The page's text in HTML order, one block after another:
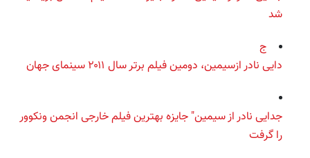
شد
ج
دایی نادر ازسیمین، دومین فیلم برتر سال ۲۰۱۱ سینمای جهان
جدایی نادر از سیمین" جایزه بهترین فیلم خارجی انجمن ونکوور
را گرفت